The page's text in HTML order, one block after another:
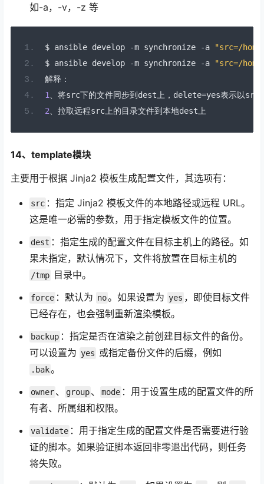
如-a，-v，-z 等
$ ansible develop -m synchronize -a
"src=/
$ ansible develop
-m synchronize -a
"src=/
解释：
1、将src下的文件同步到 dest上， delete=yes表示以src
2、拉取远程src上的目录文件到本地dest上
14、template模块
主要用于根据 Jinja2 模板生成配置文件，其选项有：
src ：指定 Jinja2 模板文件的本地路径或远程 URL。
这是唯一必需的参数，用于指定模板文件的位置。
dest ：指定生成的配置文件在目标主机上的路径。如
果未指定，默认情况下，文件将放置在目标主机的
/tmp 目录中。
force ：默认为 no。如果设置为 yes ，即使目标文件
已经存在，也会强制重新渲染模板。
backup ：指定是否在渲染之前创建目标文件的备份。
可以设置为 yes 或指定备份文件的后缀，例如
.bak。
owner、 group、 mode ：用于设置生成的配置文件的所
有者、所属组和权限。
validate ：用于指定生成的配置文件是否需要进行验
证的脚本。如果验证脚本返回非零退出代码，则任务
将失败。